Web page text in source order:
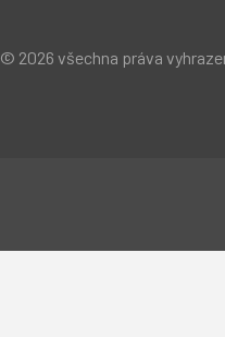
© 2026 všechna práva